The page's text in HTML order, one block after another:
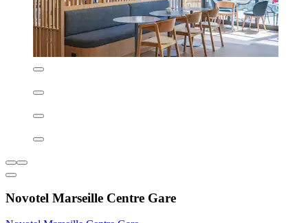
taxes et frais compris
23 août - 24 août
Escale Oceania Marseille Vieux Port